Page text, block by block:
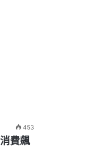
453
費飆